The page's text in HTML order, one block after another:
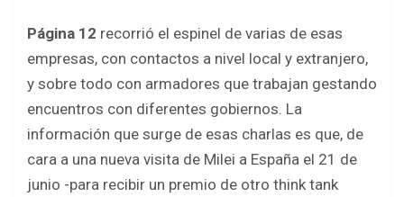
Página 12 recorrió el espinel de varias de esas
empresas, con contactos a nivel local y extranjero,
y sobre todo con armadores que trabajan gestando
encuentros con diferentes gobiernos. La
información que surge de esas charlas es que, de
cara a una nueva visita de Milei a España el 21 de
junio -para recibir un premio de otro think tank